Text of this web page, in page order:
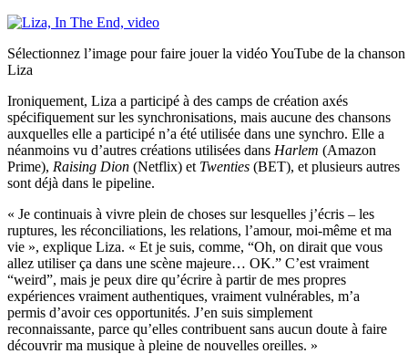
Sélectionnez l’image pour faire jouer la vidéo YouTube de la chanson
Liza
Ironiquement, Liza a participé à des camps de création axés
spécifiquement sur les synchronisations, mais aucune des chansons
auxquelles elle a participé n’a été utilisée dans une synchro. Elle a
néanmoins vu d’autres créations utilisées dans Harlem (Amazon
Prime), Raising Dion (Netflix) et Twenties (BET), et plusieurs autres
sont déjà dans le pipeline.
« Je continuais à vivre plein de choses sur lesquelles j’écris – les
ruptures, les réconciliations, les relations, l’amour, moi-même et ma
vie », explique Liza. « Et je suis, comme, “Oh, on dirait que vous
allez utiliser ça dans une scène majeure… OK.” C’est vraiment
“weird”, mais je peux dire qu’écrire à partir de mes propres
expériences vraiment authentiques, vraiment vulnérables, m’a
permis d’avoir ces opportunités. J’en suis simplement
reconnaissante, parce qu’elles contribuent sans aucun doute à faire
découvrir ma musique à pleine de nouvelles oreilles. »